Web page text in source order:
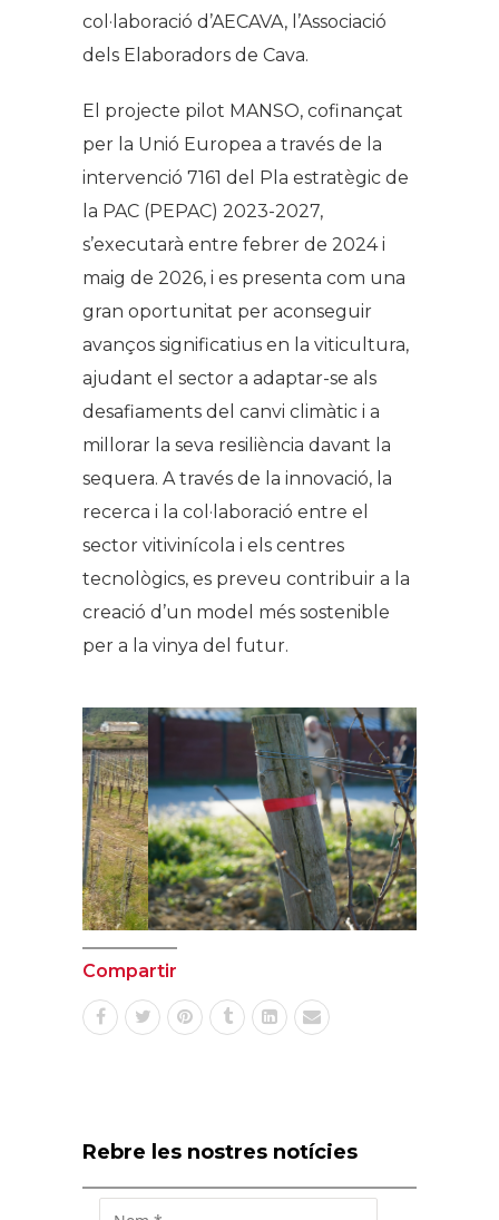
col·laboració d’AECAVA, l’Associació
dels Elaboradors de Cava.
El projecte pilot MANSO, cofinançat
per la Unió Europea a través de la
intervenció 7161 del Pla estratègic de
la PAC (PEPAC) 2023-2027,
s’executarà entre febrer de 2024 i
maig de 2026, i es presenta com una
gran oportunitat per aconseguir
avanços significatius en la viticultura,
ajudant el sector a adaptar-se als
desafiaments del canvi climàtic i a
millorar la seva resiliència davant la
sequera. A través de la innovació, la
recerca i la col·laboració entre el
sector vitivinícola i els centres
tecnològics, es preveu contribuir a la
creació d’un model més sostenible
per a la vinya del futur.
Compartir
Rebre les nostres notícies